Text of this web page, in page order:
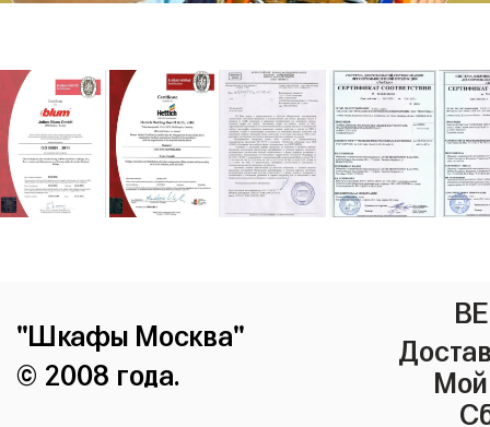
"Шкафы Москва"
© 2008 года.